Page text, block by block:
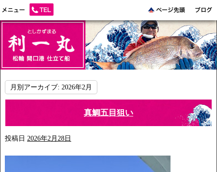
月別アーカイブ: 2026年2月
真鯛五目狙い
投稿日 2026年2月28日